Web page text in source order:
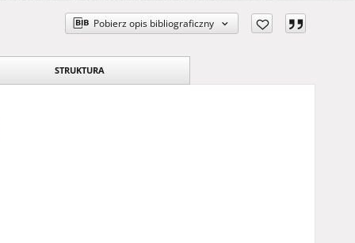
Pobierz opis bibliograficzny
STRUKTURA